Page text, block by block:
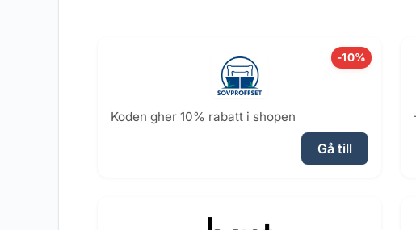
-10%
Koden gher 10% rabatt i shopen
Gå till